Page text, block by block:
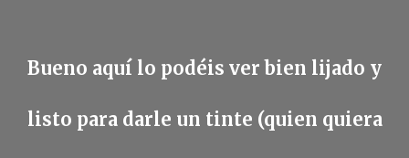
Bueno aquí lo podéis ver bien lijado y
listo para darle un tinte (quien quiera